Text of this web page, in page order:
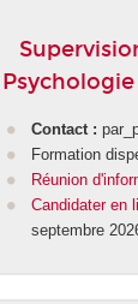
Contact :
Formation
Réunion
Candidater en
septembre